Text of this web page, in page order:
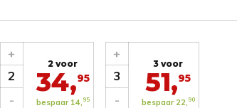
2
-
+
2 voor
34,95
bespaar 14, 95
3
-
+
3 voor
51,95
bespaar 22, 90